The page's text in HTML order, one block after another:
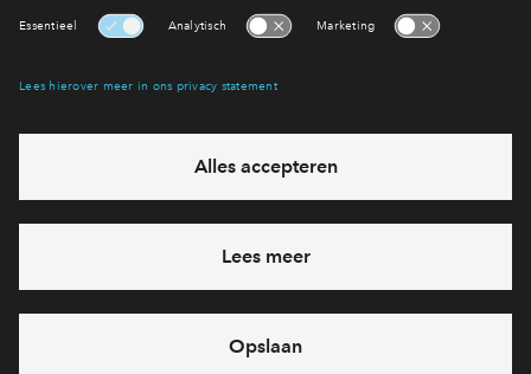
Interesse? Meld je dan snel aan
Hiermee blijf je op de hoogte van het belangrijkste nieuws en
Ja, ik wil mij aanmelden
Heb je een vraag en wil je direct antwoord? Bel ons op
71 22 660
feestdagen)